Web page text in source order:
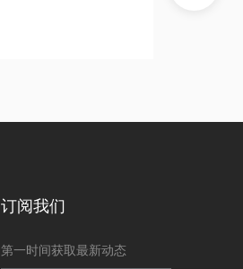
订阅我们
第一时间获取最新动态